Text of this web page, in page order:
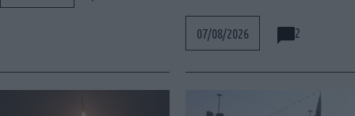
07/08/2026 2